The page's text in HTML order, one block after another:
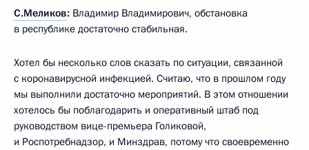
С.Меликов: Владимир Владимирович, обстановка
в республике достаточно стабильная.
Хотел бы несколько слов сказать по ситуации, связанной
с коронавирусной инфекцией. Считаю, что в прошлом году
мы выполнили достаточно мероприятий. В этом отношении
хотелось бы поблагодарить и оперативный штаб под
руководством вице-премьера Голиковой,
и Роспотребнадзор, и Минздрав, потому что своевременно